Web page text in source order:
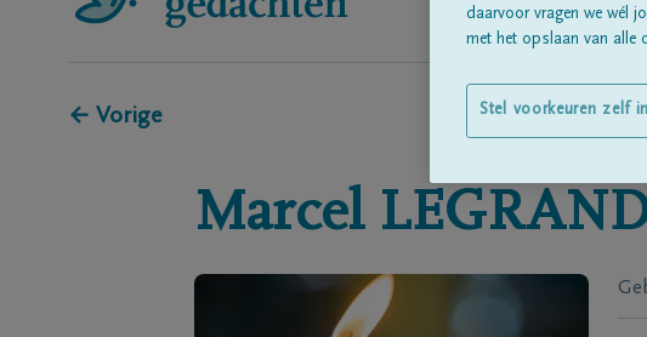
← Vorige
Marcel
daarvoor vragen we wél
met het opslaan van alle
Stel voorkeuren zelf in